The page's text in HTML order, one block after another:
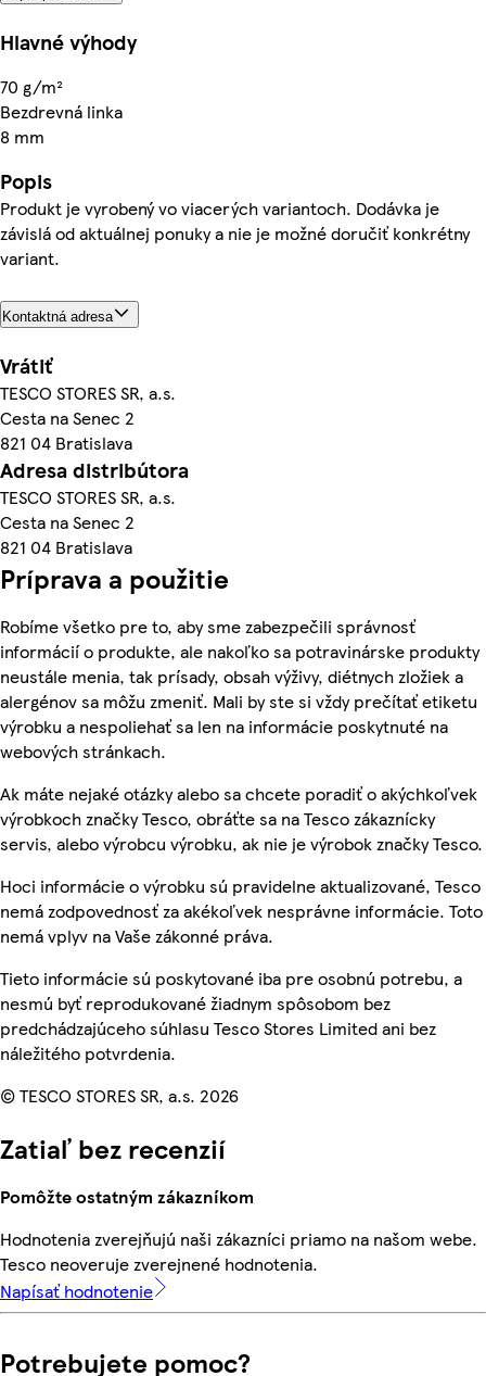
Hlavné výhody
70 g/m²
Bezdrevná linka
8 mm
Popis
Produkt je vyrobený vo viacerých variantoch. Dodávka je
závislá od aktuálnej ponuky a nie je možné doručiť konkrétny
variant.
Kontaktná adresa
Vrátiť
TESCO STORES SR, a.s.
Cesta na Senec 2
821 04 Bratislava
Adresa distribútora
TESCO STORES SR, a.s.
Cesta na Senec 2
821 04 Bratislava
Príprava a použitie
Robíme všetko pre to, aby sme zabezpečili správnosť
informácií o produkte, ale nakoľko sa potravinárske produkty
neustále menia, tak prísady, obsah výživy, diétnych zložiek a
alergénov sa môžu zmeniť. Mali by ste si vždy prečítať etiketu
výrobku a nespoliehať sa len na informácie poskytnuté na
webových stránkach.
Ak máte nejaké otázky alebo sa chcete poradiť o akýchkoľvek
výrobkoch značky Tesco, obráťte sa na Tesco zákaznícky
servis, alebo výrobcu výrobku, ak nie je výrobok značky Tesco.
Hoci informácie o výrobku sú pravidelne aktualizované, Tesco
nemá zodpovednosť za akékoľvek nesprávne informácie. Toto
nemá vplyv na Vaše zákonné práva.
Tieto informácie sú poskytované iba pre osobnú potrebu, a
nesmú byť reprodukované žiadnym spôsobom bez
predchádzajúceho súhlasu Tesco Stores Limited ani bez
náležitého potvrdenia.
© TESCO STORES SR, a.s. 2026
Zatiaľ bez recenzií
Pomôžte ostatným zákazníkom
Hodnotenia zverejňujú naši zákazníci priamo na našom webe.
Tesco neoveruje zverejnené hodnotenia.
Napísať hodnotenie
Potrebujete pomoc?